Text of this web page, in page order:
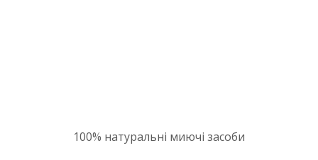
100% натуральні миючі засоби